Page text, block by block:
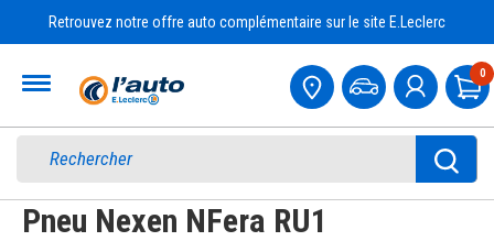
Retrouvez notre offre auto complémentaire sur le site E.Leclerc
0
Pneu Nexen NFera RU1